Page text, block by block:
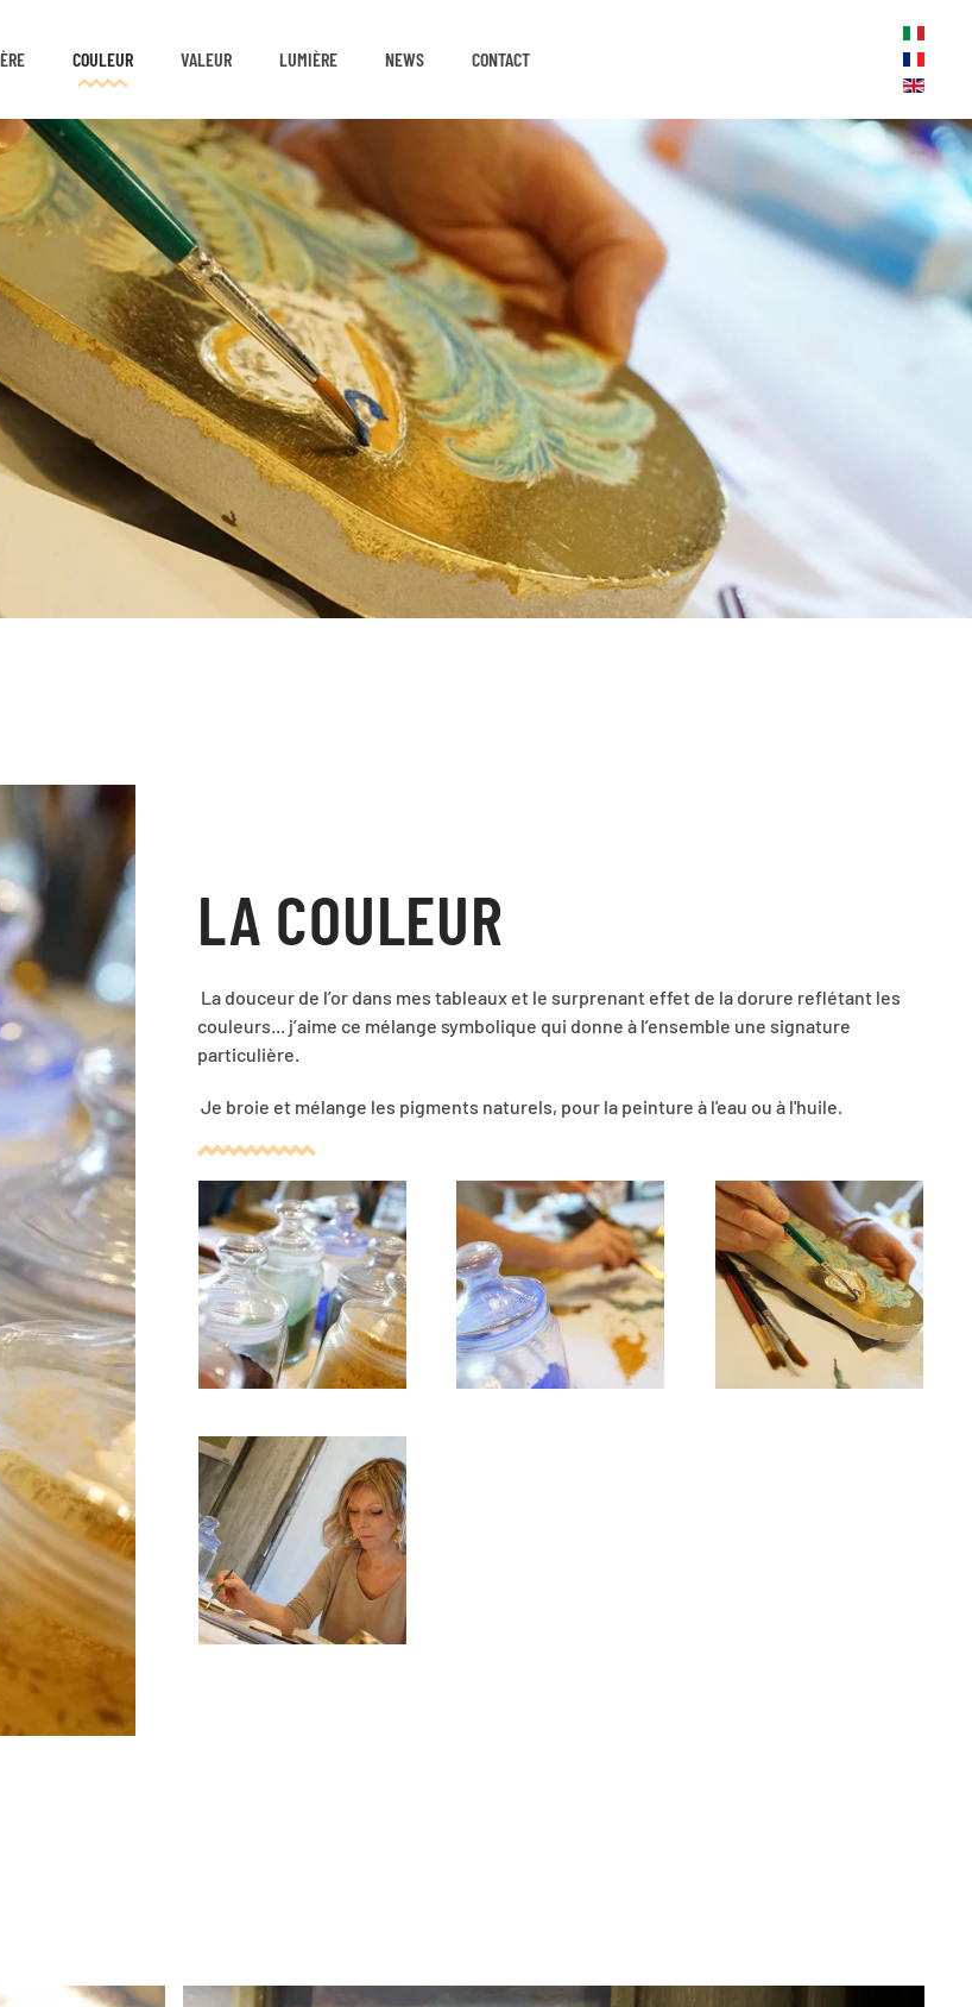
COULEUR VALEUR LUMIÈRE NEWS CONTACT
LA COULEUR
La douceur de l’or dans mes tableaux et le surprenant effet de la dorure reflétant les
couleurs... j’aime ce mélange symbolique qui donne à l’ensemble une signature
particulière.
Je broie et mélange les pigments naturels, pour la peinture à l'eau ou à l'huile.